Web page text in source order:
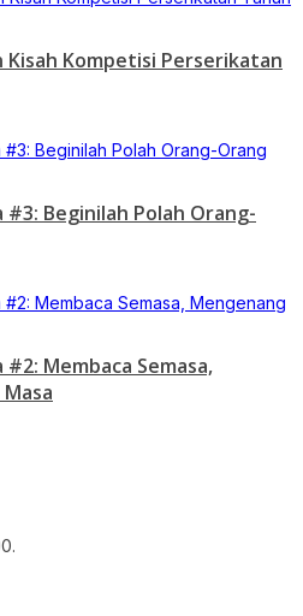
Kisah Kompetisi Perserikatan
#3: Beginilah Polah Orang-
#2: Membaca Semasa,